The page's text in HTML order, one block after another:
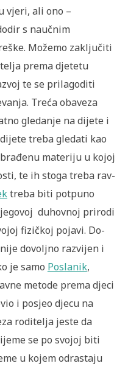
vjeri, ali ono –
s nauč­nim
Možemo zaključiti
prema djetetu
te se prilagoditi
Treća obaveza
gledanje na dijete i
treba gledati kao
materiju u kojoj
te ih stoga treba rav­
treba biti potpuno
duhovnoj prirodi
fizičkoj pojavi. Do­
dovoljno razvijen i
je samo Poslanik,
metode prema djeci
i posjeo djecu na
roditelja jeste da
se po svojoj biti
u kojem odrastaju